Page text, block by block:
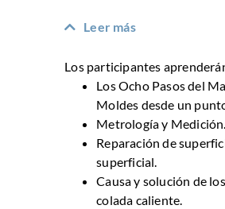
Leer más
Los participantes
Los Ocho Pasos del
Moldes desde un
Metrología y Medición.
Reparación de
superficial.
Causa y solución de
colada caliente.